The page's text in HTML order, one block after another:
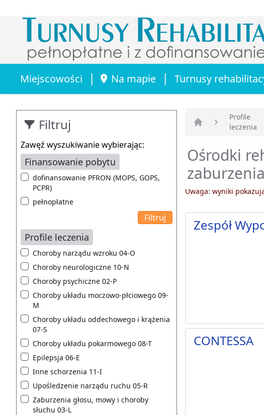
Miejscowości | Na mapie | Turnusy
Filtruj
Zawęź wyszukiwanie wybierając:
Finansowanie pobytu
dofinansowanie PFRON (MOPS, GOPS,
PCPR)
pełnopłatne
Profile leczenia
Choroby narządu wzroku 04-O
Choroby neurologiczne 10-N
Choroby psychiczne 02-P
Choroby układu moczowo-płciowego 09-
M
Choroby układu oddechowego i krążenia
07-S
Choroby układu pokarmowego 08-T
Epilepsja 06-E
Inne schorzenia 11-I
Upośledzenie narządu ruchu 05-R
Zaburzenia głosu, mowy i choroby
słuchu 03-L
Strona główna
Profile
leczenia
Ośrodki
Uwaga: wyniki
Zespół
CONTESSA